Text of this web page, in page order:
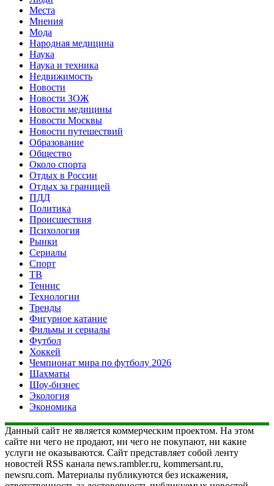
Места
Мнения
Мода
Народная медицина
Наука
Наука и техника
Недвижимость
Новости
Новости ЗОЖ
Новости медицины
Новости Москвы
Новости путешествий
Образование
Общество
Около спорта
Отдых в России
Отдых за границей
ПДД
Политика
Происшествия
Психология
Рынки
Сериалы
Спорт
ТВ
Теннис
Технологии
Тренды
Фигурное катание
Фильмы и сериалы
Футбол
Хоккей
Чемпионат мира по футболу 2026
Шахматы
Шоу-бизнес
Экология
Экономика
Данный сайт не является коммерческим проектом. На этом
сайте ни чего не продают, ни чего не покупают, ни какие
услуги не оказываются. Сайт представляет собой ленту
новостей RSS канала news.rambler.ru, kommersant.ru,
newsru.com. Материалы публикуются без искажения,